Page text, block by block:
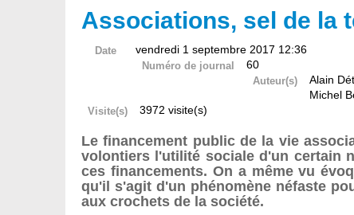
Associations, sel de la
Date vendredi 1 septembre 2017 12:36
Numéro de journal 60
Auteur(s)
Alain
Michel
Visite(s) 3972 visite(s)
Le financement public de la vie
volontiers l'utilité sociale d'un certain
ces financements. On a même vu
qu'il s'agit d'un phénomène néfaste
aux crochets de la société.